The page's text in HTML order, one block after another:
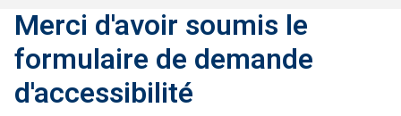
Merci d'avoir soumis le
formulaire de demande
d'accessibilité